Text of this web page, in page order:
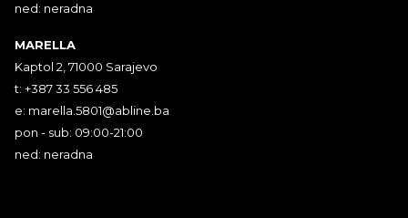
ned: neradna
MARELLA
Kaptol 2, 71000 Sarajevo
t: +387 33 556 485
e: marella.5801@abline.ba
pon - sub: 09:00-21:00
ned: neradna